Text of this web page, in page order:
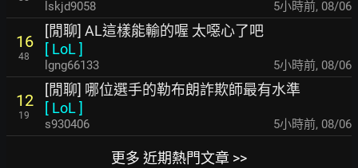
lskjd9058 5小時前, 08/06
16
48
[閒聊] AL這樣能輸的喔 太噁心了吧
[ LoL]
lgng66133 5小時前, 08/06
12
19
[閒聊] 哪位選手的勒布朗詐欺師最有水準
[ LoL]
s930406 5小時前, 08/06
更多 近期熱門文章 >>